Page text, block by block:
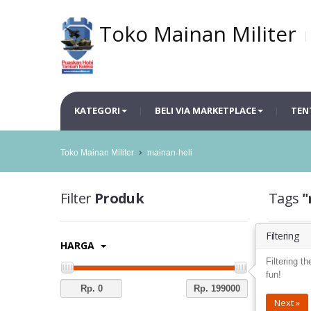
Toko Mainan Militer
KATEGORI BELI VIA MARKETPLACE
Toko Mainan Militer mainan-heli
FilterProduk
HARGA
Tags
Filtering
Filtering
fun!
Next »